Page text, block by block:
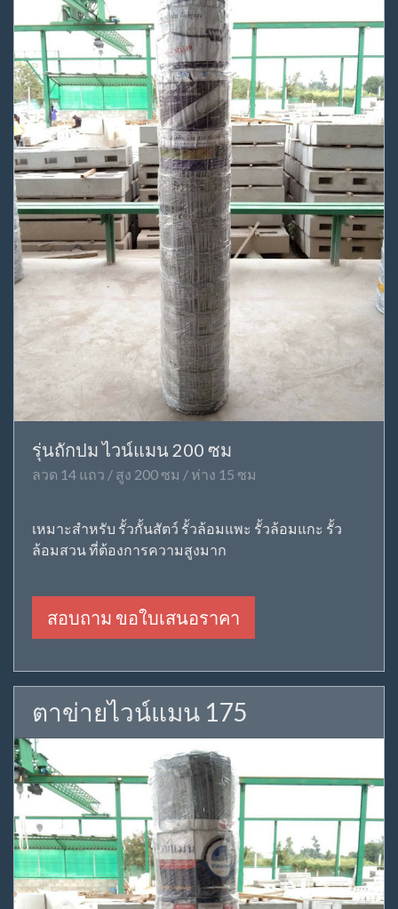
รุ่นถักปม ไวน์แมน 200 ซม
ลวด 14 แถว / สูง 200 ซม / ห่าง 15 ซม
เหมาะสำหรับ รั้วกั้นสัตว์ รั้วล้อมแพะ รั้วล้อมแกะ รั้ว
ล้อมสวน ที่ต้องการความสูงมาก
สอบถาม ขอใบเสนอราคา
ตาข่ายไวน์แมน 175